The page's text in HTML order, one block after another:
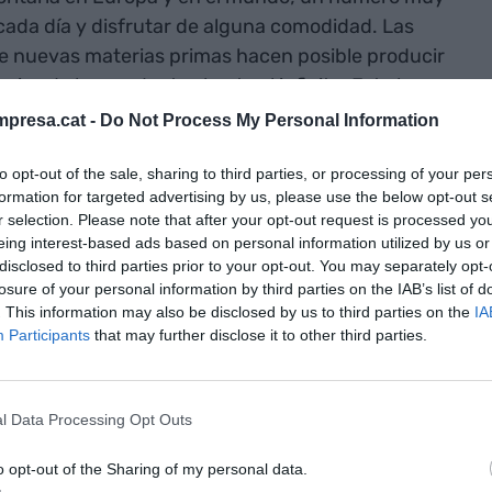
- Do Not Process My Personal Information
opt-out of the sale, sharing to third parties, or processing of your
for targeted advertising by us, please use the below opt-out
selection. Please note that after your opt-out request is processed
interest-based ads based on personal information utilized by us
to third parties prior to your opt-out. You may separately
of your personal information by third parties on the IAB’s list of
This information may also be disclosed by us to third parties on the
Participants that may further disclose it to other third parties.
Data Processing Opt Outs
opt-out of the Sharing of my personal data.
día y disfrutar de alguna comodidad. Las
nuevas materias primas hacen posible producir
de los productos hasta el infinito. Esto ha
empresas que necesitan trabajadores, técnicos
reciben una paga. Esta les
de vida, que otorgan autonomía para decidir
ingresos circunstanciales y pobrísimos
pasado a un volumen de gasto considerable
salud, educación, mobiliario, movilidad,
el punto de que estos presupuestos familiares
tasa media de ahorro en España que crece
los motores.
de la
ya